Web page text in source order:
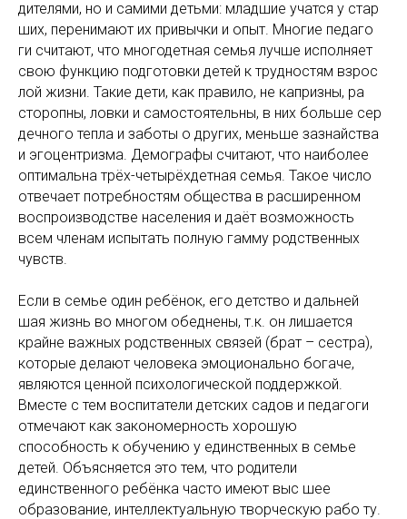
дителями, но и самими детьми: младшие учатся у стар
ших, перенимают их привычки и опыт. Многие педаго
ги считают, что многодетная семья лучше исполняет
свою функцию подготовки детей к трудностям взрос
лой жизни. Такие дети, как правило, не капризны, ра
сторопны, ловки и самостоятельны, в них больше сер
дечного тепла и заботы о других, меньше зазнайства
и эгоцентризма. Демографы считают, что наиболее
оптимальна трёх-четырёхдетная семья. Такое число
отвечает потребностям общества в расширенном
воспроизводстве населения и даёт возможность
всем членам испытать полную гамму родственных
чувств.
Если в семье один ребёнок, его детство и дальней
шая жизнь во многом обеднены, т.к. он лишается
крайне важных родственных связей (брат – сестра),
которые делают человека эмоционально богаче,
являются ценной психологической поддержкой.
Вместе с тем воспитатели детских садов и педагоги
отмечают как закономерность хорошую
способность к обучению у единственных в семье
детей. Объясняется это тем, что родители
единственного ребёнка часто имеют выс шее
образование, интеллектуальную творческую рабо ту.